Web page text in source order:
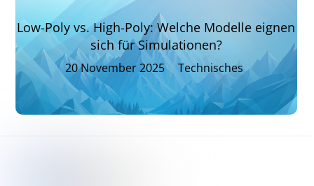
Low-Poly vs. High-Poly: Welche Modelle eignen
sich für Simulationen?
20November2025 Technisches